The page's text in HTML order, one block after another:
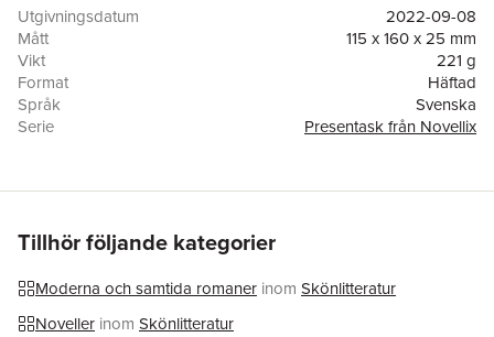
som helt enkelt bara tycker om hundar - och riktigt bra noveller.
Asken innehåller fyra böcker:
Majgull Axelsson -
Rudyard Kipling -
Agatha Christie -
Richard Ford -
Utgivningsdatum
2022-09-08
Mått
115 x 160 x 25 mm
Vikt
221 g
Format
Häftad
Språk
Svenska
Serie
Presentask från Novellix
Medarbetare
Lisa Benk
Översättare
Hans Berggren, Britt-Marie Bergström, Ingvar
Tillhör följande kategorier
Moderna och samtida romaner inom Skönlitteratur
Noveller inom Skönlitteratur